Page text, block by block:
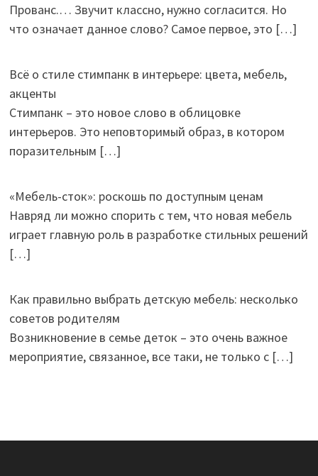
Прованс.… Звучит классно, нужно согласится. Но
что означает данное слово? Самое первое, это […]
Всё о стиле стимпанк в интерьере: цвета, мебель,
акценты
Стимпанк – это новое слово в облицовке
интерьеров. Это неповторимый образ, в котором
поразительным […]
«Мебель-сток»: роскошь по доступным ценам
Навряд ли можно спорить с тем, что новая мебель
играет главную роль в разработке стильных решений
[…]
Как правильно выбрать детскую мебель: несколько
советов родителям
Возникновение в семье деток – это очень важное
мероприятие, связанное, все таки, не только с […]